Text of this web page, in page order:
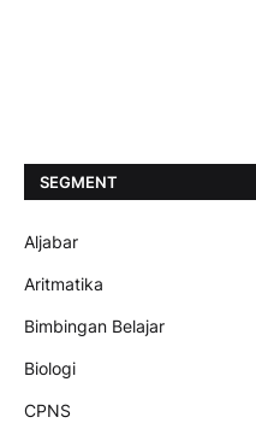
SEGMENT
Aljabar
Aritmatika
Bimbingan Belajar
Biologi
CPNS